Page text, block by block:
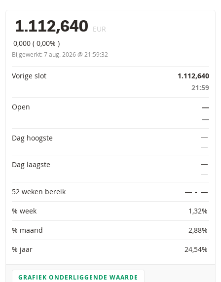
1.112,640 EUR
0,000 (0,00% )
Bijgewerkt: 7 aug. 2026 @ 21:59:32
Primaire informatie
Vorige slot
1.112,640
21:59
Open
―
―
Dag hoogste
―
―
Dag laagste
―
―
52 weken bereik
― - ―
% week 1,32%
% maand 2,88%
% jaar 24,54%
GRAFIEK ONDERLIGGENDE WAARDE